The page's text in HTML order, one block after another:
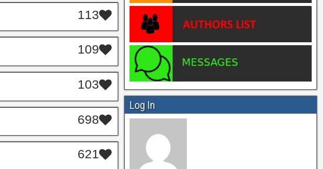
113
109
103
698
621
Log In